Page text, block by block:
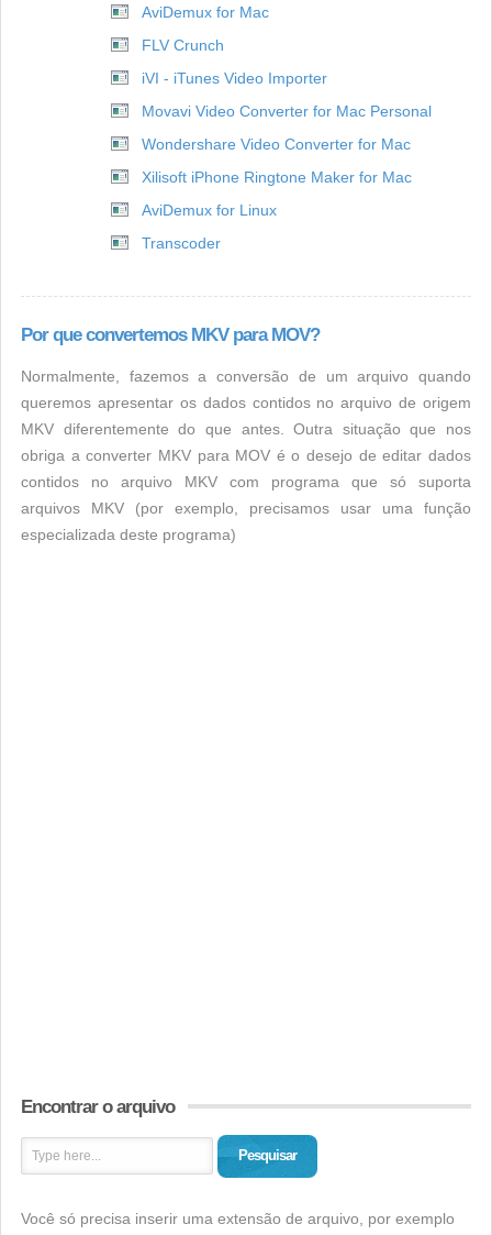
AviDemux for Mac
FLV Crunch
iVI - iTunes Video Importer
Movavi Video Converter for Mac Personal
Wondershare Video Converter for Mac
Xilisoft iPhone Ringtone Maker for Mac
AviDemux for Linux
Transcoder
Por que convertemos MKV para MOV?
Normalmente, fazemos a conversão de um arquivo quando
queremos apresentar os dados contidos no arquivo de origem
MKV diferentemente do que antes. Outra situação que nos
obriga a converter MKV para MOV é o desejo de editar dados
contidos no arquivo MKV com programa que só suporta
arquivos MKV (por exemplo, precisamos usar uma função
especializada deste programa)
Encontrar o arquivo
Pesquisar
Você só precisa inserir uma extensão de arquivo, por exemplo